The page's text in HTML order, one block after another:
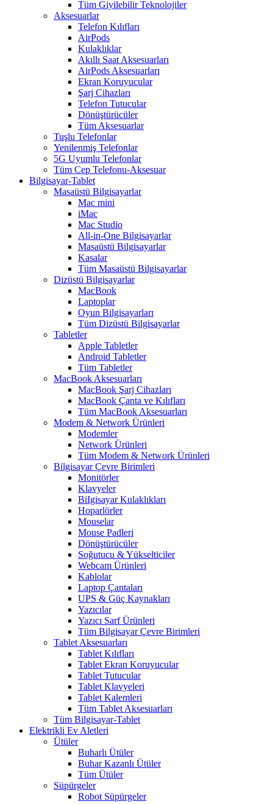
Tüm Giyilebilir Teknolojiler
Aksesuarlar
Telefon Kılıfları
AirPods
Kulaklıklar
Akıllı Saat Aksesuarları
AirPods Aksesuarları
Ekran Koruyucular
Şarj Cihazları
Telefon Tutucular
Dönüştürücüler
Tüm Aksesuarlar
Tuşlu Telefonlar
Yenilenmiş Telefonlar
5G Uyumlu Telefonlar
Tüm Cep Telefonu-Aksesuar
Bilgisayar-Tablet
Masaüstü Bilgisayarlar
Mac mini
iMac
Mac Studio
All-in-One Bilgisayarlar
Masaüstü Bilgisayarlar
Kasalar
Tüm Masaüstü Bilgisayarlar
Dizüstü Bilgisayarlar
MacBook
Laptoplar
Oyun Bilgisayarları
Tüm Dizüstü Bilgisayarlar
Tabletler
Apple Tabletler
Android Tabletler
Tüm Tabletler
MacBook Aksesuarları
MacBook Şarj Cihazları
MacBook Çanta ve Kılıfları
Tüm MacBook Aksesuarları
Modem & Network Ürünleri
Modemler
Network Ürünleri
Tüm Modem & Network Ürünleri
Bilgisayar Çevre Birimleri
Monitörler
Klavyeler
BiIgisayar Kulaklıkları
Hoparlörler
Mouselar
Mouse Padleri
Dönüştürücüler
Soğutucu & Yükselticiler
Webcam Ürünleri
Kablolar
Laptop Çantaları
UPS & Güç Kaynakları
Yazıcılar
Yazıcı Sarf Ürünleri
Tüm Bilgisayar Çevre Birimleri
Tablet Aksesuarları
Tablet Kılıfları
Tablet Ekran Koruyucular
Tablet Tutucular
Tablet Klavyeleri
Tablet Kalemleri
Tüm Tablet Aksesuarları
Tüm Bilgisayar-Tablet
Elektrikli Ev Aletleri
Ütüler
Buharlı Ütüler
Buhar Kazanlı Ütüler
Tüm Ütüler
Süpürgeler
Robot Süpürgeler